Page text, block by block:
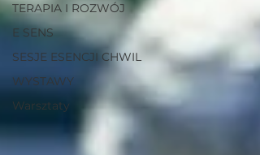
TERAPIA I ROZWÓJ
E SENS
SESJE ESENCJI CHWIL
WYSTAWY
Warsztaty